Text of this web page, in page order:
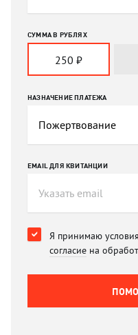
СУММА В РУБЛЯХ
250 ₽
НАЗНАЧЕНИЕ ПЛАТЕЖА
EMAIL ДЛЯ КВИТАНЦИИ
Я принимаю условия
согласие на